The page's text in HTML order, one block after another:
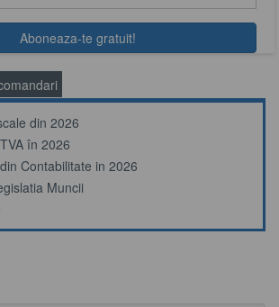
din 2026
în 2026
Contabilitate in 2026
Muncii